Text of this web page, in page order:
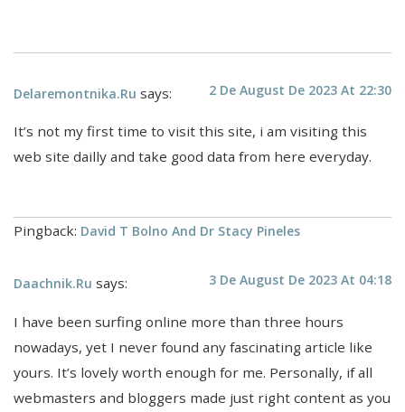
Delaremontnika.ru says: 2 De August De 2023 At 22:30
It’s not my first time to visit this site, i am visiting this
web site dailly and take good data from here everyday.
Pingback: David T Bolno And Dr Stacy Pineles
Daachnik.ru says: 3 De August De 2023 At 04:18
I have been surfing online more than three hours
nowadays, yet I never found any fascinating article like
yours. It’s lovely worth enough for me. Personally, if all
webmasters and bloggers made just right content as you